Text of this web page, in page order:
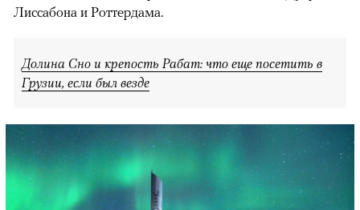
Лиссабона и Роттердама.
Долина Сно и крепость Рабат: что еще посетить в
Грузии, если был везде